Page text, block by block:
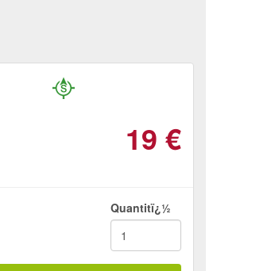
19 €
Quantitï¿½